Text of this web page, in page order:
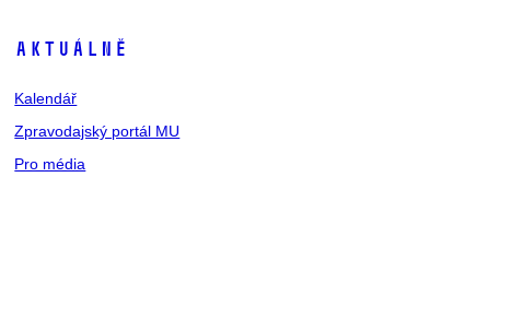
Aktuálně
Kalendář
Zpravodajský portál MU
Pro média